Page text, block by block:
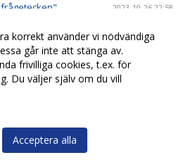
2023-10-26 22:58
2023-10-23 12:30
2023-10-21 21:30
motivation
i Eskils"
korrekt använder vi nödvändiga
går inte att stänga av.
frivilliga cookies, t.ex. för
Du väljer själv om du vill
Acceptera alla